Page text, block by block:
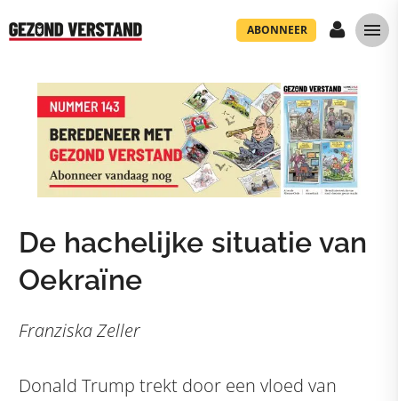
ABONNEER
De hachelijke situatie van
Oekraïne
Franziska Zeller
Donald Trump trekt door een vloed van